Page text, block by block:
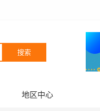
搜索
地区中心